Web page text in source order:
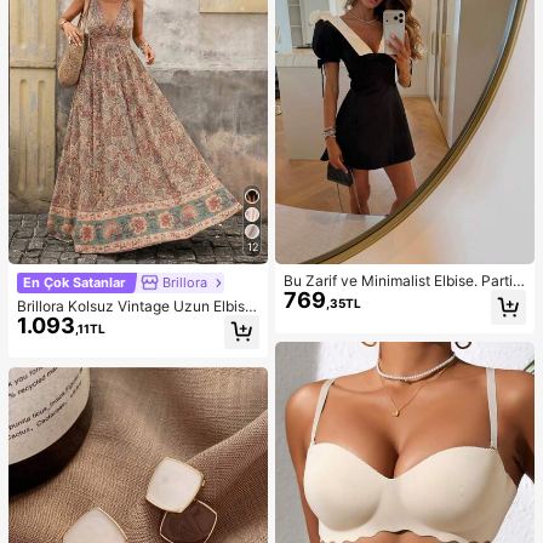
12
En Çok Satanlar Brillora
Brillora Kolsuz Vintage Uzun Elbise,
Yaz Modası
1.093 ,11TL
Bu Zarif ve Minimalist Elbise. Parti
Siyah Yaz
769 ,35TL